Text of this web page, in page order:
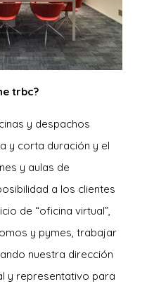
trbc?
y despachos
y corta duración y el
y aulas de
a los clientes
de “oficina virtual”,
y pymes, trabajar
nuestra dirección
y representativo para